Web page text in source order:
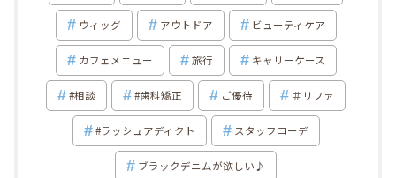
ウィッグ アウトドア ビューティケア
カフェメニュー 旅行 キャリーケース
#相談 #歯科矯正 ご優待 ＃リファ
#ラッシュアディクト スタッフコーデ
ブラックデニムが欲しい♪